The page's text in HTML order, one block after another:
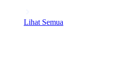
Lihat Semua